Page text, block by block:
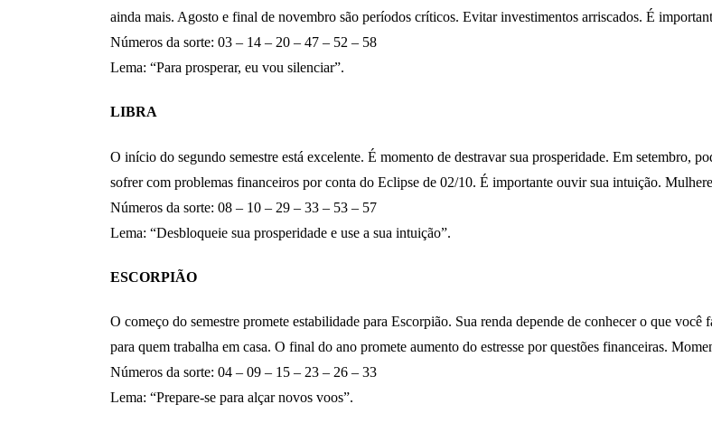
ainda mais. Agosto e final de novembro são períodos críticos. Evitar investimentos arriscados. É
Números da sorte: 03 – 14 – 20 – 47 – 52 – 58
Lema: “Para prosperar, eu vou silenciar”.
LIBRA
O início do segundo semestre está excelente. É momento de destravar sua prosperidade. Em setembro,
sofrer com problemas financeiros por conta do Eclipse de 02/10. É importante ouvir sua intuição.
Números da sorte: 08 – 10 – 29 – 33 – 53 – 57
Lema: “Desbloqueie sua prosperidade e use a sua intuição”.
ESCORPIÃO
O começo do semestre promete estabilidade para Escorpião. Sua renda depende de conhecer o que
para quem trabalha em casa. O final do ano promete aumento do estresse por questões financeiras.
Números da sorte: 04 – 09 – 15 – 23 – 26 – 33
Lema: “Prepare-se para alçar novos voos”.